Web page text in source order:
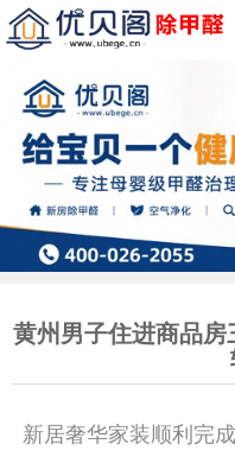
黄州男子住进商品
新居奢华家装顺利完